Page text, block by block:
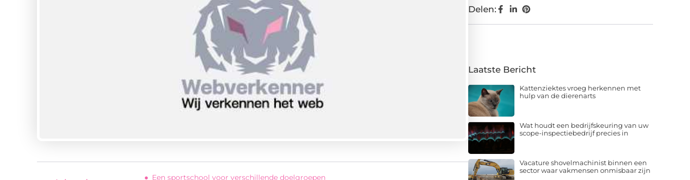
Een sportschool voor verschillende doelgroepen
Delen:
Laatste Bericht
Kattenziektes vroeg herkennen met
hulp van de dierenarts
Wat houdt een bedrijfskeuring van uw
scope-inspectiebedrijf precies in
Vacature shovelmachinist binnen een
sector waar vakmensen onmisbaar zijn